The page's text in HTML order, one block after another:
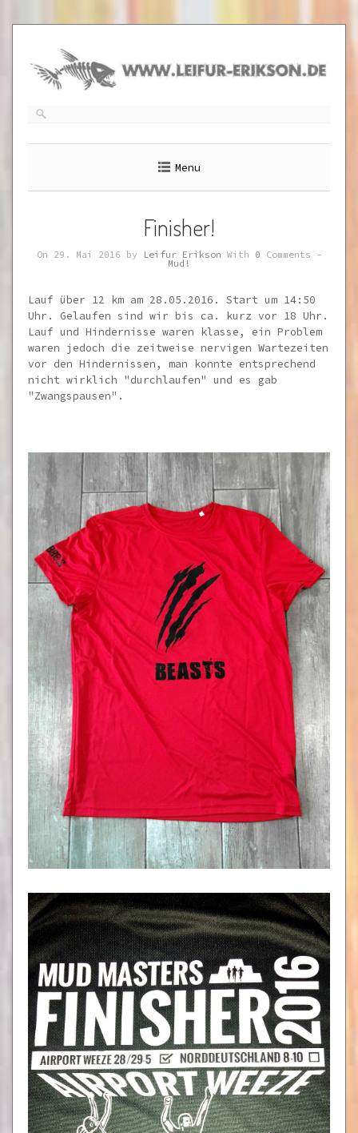
content
Menu
Finisher!
On 29. Mai 2016 by Leifur Erikson With 0 Comments -
Mud!
Lauf über 12 km am 28.05.2016. Start um 14:50
Uhr. Gelaufen sind wir bis ca. kurz vor 18 Uhr.
Lauf und Hindernisse waren klasse, ein Problem
waren jedoch die zeitweise nervigen Wartezeiten
vor den Hindernissen, man konnte entsprechend
nicht wirklich "durchlaufen" und es gab
"Zwangspausen".